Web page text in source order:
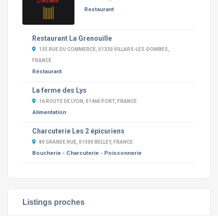
Restaurant
Restaurant La Grenouille
135 RUE DU COMMERCE, 01330 VILLARS-LES-DOMBES,
FRANCE
Restaurant
La ferme des Lys
16 ROUTE DE LYON, 01460 PORT, FRANCE
Alimentation
Charcuterie Les 2 épicuriens
80 GRANDE RUE, 01300 BELLEY, FRANCE
Boucherie - Charcuterie - Poissonnerie
Listings proches